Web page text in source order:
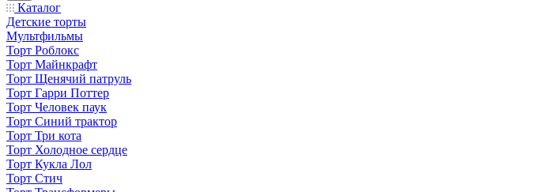
Каталог
Детские торты
Мультфильмы
Торт Роблокс
Торт Майнкрафт
Торт Щенячий патруль
Торт Гарри Поттер
Торт Человек паук
Торт Синий трактор
Торт Три кота
Торт Холодное сердце
Торт Кукла Лол
Торт Стич